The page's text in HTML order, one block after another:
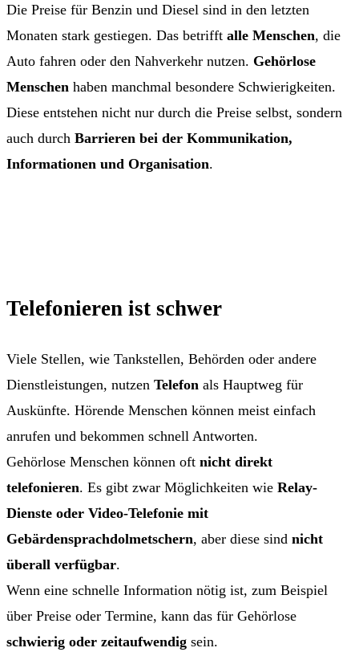
Die Preise für Benzin und Diesel sind in den letzten
Monaten stark gestiegen. Das betrifft alle Menschen, die
Auto fahren oder den Nahverkehr nutzen. Gehörlose
Menschen haben manchmal besondere Schwierigkeiten.
Diese entstehen nicht nur durch die Preise selbst, sondern
auch durch Barrieren bei der Kommunikation,
Informationen und Organisation.
Telefonieren ist schwer
Viele Stellen, wie Tankstellen, Behörden oder andere
Dienstleistungen, nutzen Telefon als Hauptweg für
Auskünfte. Hörende Menschen können meist einfach
anrufen und bekommen schnell Antworten.
Gehörlose Menschen können oft nicht direkt
telefonieren. Es gibt zwar Möglichkeiten wie Relay-
Dienste oder Video-Telefonie mit
Gebärdensprachdolmetschern, aber diese sind nicht
überall verfügbar.
Wenn eine schnelle Information nötig ist, zum Beispiel
über Preise oder Termine, kann das für Gehörlose
schwierig oder zeitaufwendig sein.